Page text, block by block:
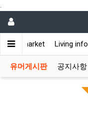
.
Flea market Living info
유머게시판 공지사항